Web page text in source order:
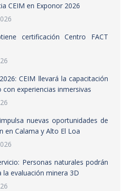
CEIM en Exponor 2026
certificación Centro FACT
CEIM llevará la capacitación
con experiencias inmersivas
nuevas oportunidades de
en Calama y Alto El Loa
Personas naturales podrán
la evaluación minera 3D